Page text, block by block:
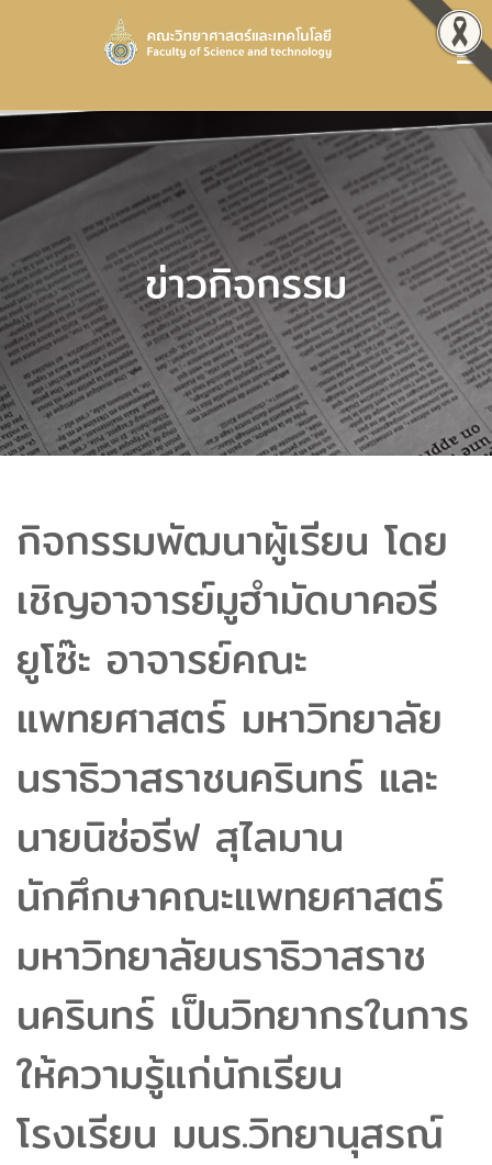
ข่าวกิจกรรม
กิจกรรมพัฒนาผู้เรียน โดย
เชิญอาจารย์มูฮำมัดบาคอรี
ยูโซ๊ะ อาจารย์คณะ
แพทยศาสตร์ มหาวิทยาลัย
นราธิวาสราชนครินทร์ และ
นายนิซ่อรีฟ สุไลมาน
นักศึกษาคณะแพทยศาสตร์
มหาวิทยาลัยนราธิวาสราช
นครินทร์ เป็นวิทยากรในการ
ให้ความรู้แก่นักเรียน
โรงเรียน มนร.วิทยานุสรณ์